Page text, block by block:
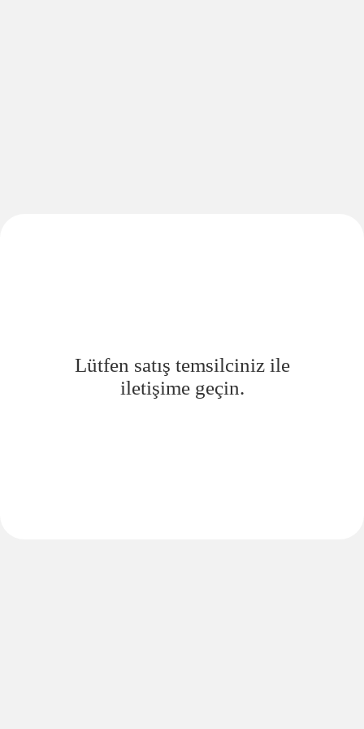
Lütfen satış temsilciniz ile
iletişime geçin.